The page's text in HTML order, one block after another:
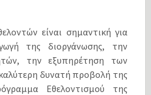
είναι σημαντική για
της διοργάνωσης, την
την εξυπηρέτηση των
δυνατή προβολή της
Εθελοντισμού της